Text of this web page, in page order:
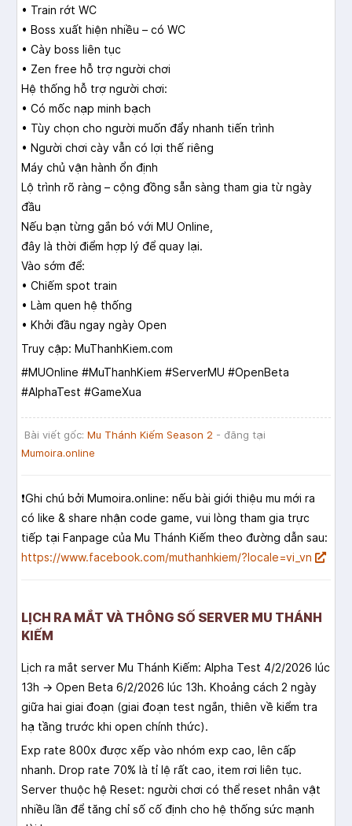
• Train rớt WC
• Boss xuất hiện nhiều – có WC
• Cày boss liên tục
• Zen free hỗ trợ người chơi
Hệ thống hỗ trợ người chơi:
• Có mốc nạp minh bạch
• Tùy chọn cho người muốn đẩy nhanh tiến trình
• Người chơi cày vẫn có lợi thế riêng
Máy chủ vận hành ổn định
Lộ trình rõ ràng – cộng đồng sẵn sàng tham gia từ ngày
đầu
Nếu bạn từng gắn bó với MU Online,
đây là thời điểm hợp lý để quay lại.
Vào sớm để:
• Chiếm spot train
• Làm quen hệ thống
• Khởi đầu ngay ngày Open
Truy cập: MuThanhKiem.com
#MUOnline #MuThanhKiem #ServerMU #OpenBeta
#AlphaTest #GameXua
Bài viết gốc: Mu Thánh Kiếm Season 2 - đăng tại
Mumoira.online
❗️Ghi chú bởi Mumoira.online: nếu bài giới thiệu mu mới ra
có like & share nhận code game, vui lòng tham gia trực
tiếp tại Fanpage của Mu Thánh Kiếm theo đường dẫn sau:
https://www.facebook.com/muthanhkiem/?locale=vi_vn
LỊCH RA MẮT VÀ THÔNG SỐ SERVER MU THÁNH
KIẾM
Lịch ra mắt server Mu Thánh Kiếm: Alpha Test 4/2/2026 lúc
13h → Open Beta 6/2/2026 lúc 13h. Khoảng cách 2 ngày
giữa hai giai đoạn (giai đoạn test ngắn, thiên về kiểm tra
hạ tầng trước khi open chính thức).
Exp rate 800x được xếp vào nhóm exp cao, lên cấp
nhanh. Drop rate 70% là tỉ lệ rất cao, item rơi liên tục.
Server thuộc hệ Reset: người chơi có thể reset nhân vật
nhiều lần để tăng chỉ số cố định cho hệ thống sức mạnh